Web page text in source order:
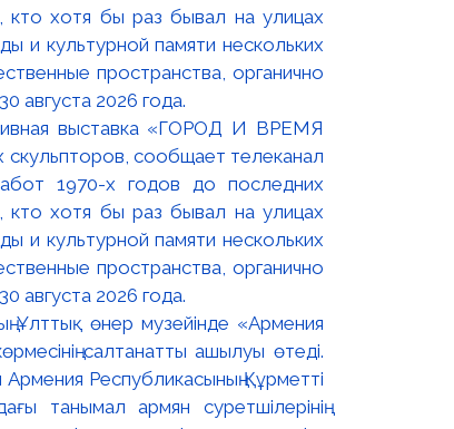
выставка «ГОРОД И ВРЕМЯ
сообщает телеканал
1970-х годов до последних
хотя бы раз бывал на улицах
и культурной памяти нескольких
пространства, органично
августа 2026 года.